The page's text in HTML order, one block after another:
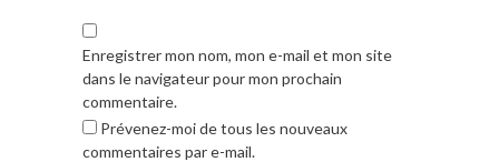
Enregistrer mon nom, mon e-mail et mon site
dans le navigateur pour mon prochain
commentaire.
Prévenez-moi de tous les nouveaux
commentaires par e-mail.